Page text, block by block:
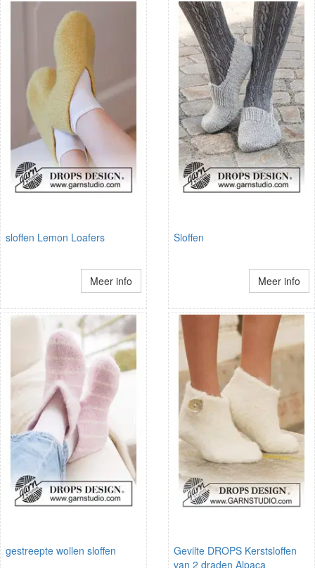
sloffen Lemon Loafers
Meer info
Sloffen
Meer info
gestreepte wollen sloffen
Gevilte DROPS Kerstsloffen
van 2 draden Alpaca